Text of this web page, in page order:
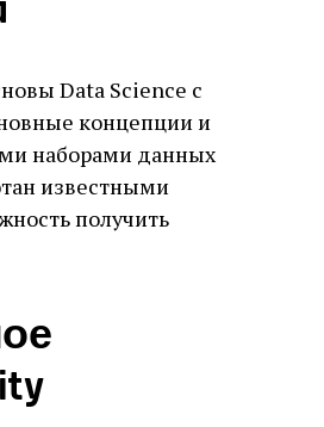
Data Science с
концепции и
наборами данных
известными
получить